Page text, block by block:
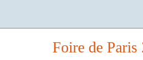
Foire de Paris